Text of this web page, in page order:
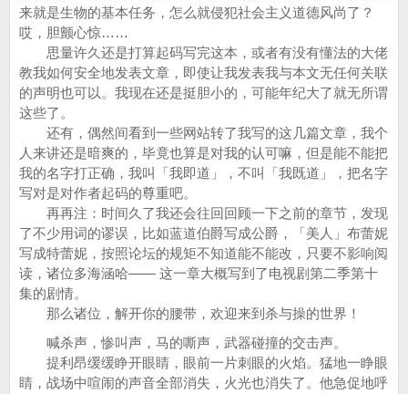
来就是生物的基本任务，怎么就侵犯社会主义道德风尚了？
哎，胆颤心惊……
思量许久还是打算起码写完这本，或者有没有懂法的大佬
教我如何安全地发表文章，即使让我发表我与本文无任何关联
的声明也可以。我现在还是挺胆小的，可能年纪大了就无所谓
这些了。
还有，偶然间看到一些网站转了我写的这几篇文章，我个
人来讲还是暗爽的，毕竟也算是对我的认可嘛，但是能不能把
我的名字打正确，我叫「我即道」，不叫「我既道」，把名字
写对是对作者起码的尊重吧。
再再注：时间久了我还会往回回顾一下之前的章节，发现
了不少用词的谬误，比如蓝道伯爵写成公爵，「美人」布蕾妮
写成特蕾妮，按照论坛的规矩不知道能不能改，只要不影响阅
读，诸位多海涵哈—— 这一章大概写到了电视剧第二季第十
集的剧情。
那么诸位，解开你的腰带，欢迎来到杀与操的世界！
喊杀声，惨叫声，马的嘶声，武器碰撞的交击声。
提利昂缓缓睁开眼睛，眼前一片刺眼的火焰。猛地一睁眼
睛，战场中喧闹的声音全部消失，火光也消失了。他急促地呼